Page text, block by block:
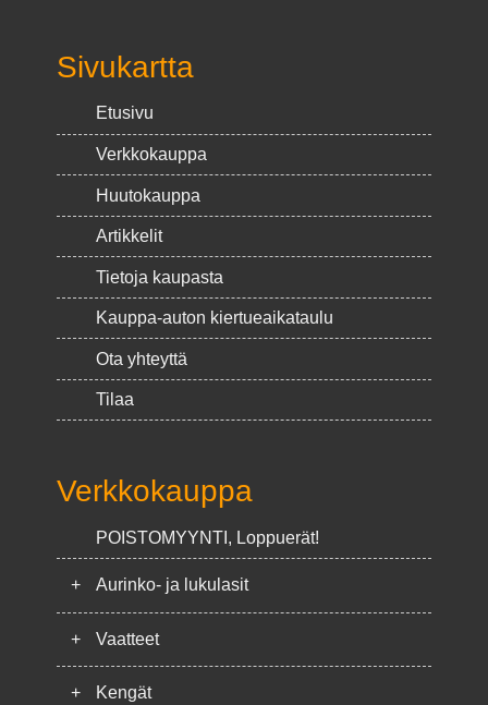
Sivukartta
Etusivu
Verkkokauppa
Huutokauppa
Artikkelit
Tietoja kaupasta
Kauppa-auton kiertueaikataulu
Ota yhteyttä
Tilaa
Verkkokauppa
POISTOMYYNTI, Loppuerät!
+ Aurinko- ja lukulasit
+ Vaatteet
+ Kengät